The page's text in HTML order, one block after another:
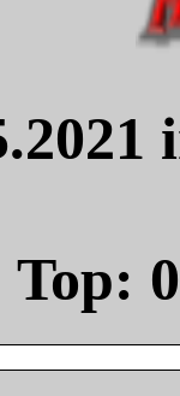
Top: 0